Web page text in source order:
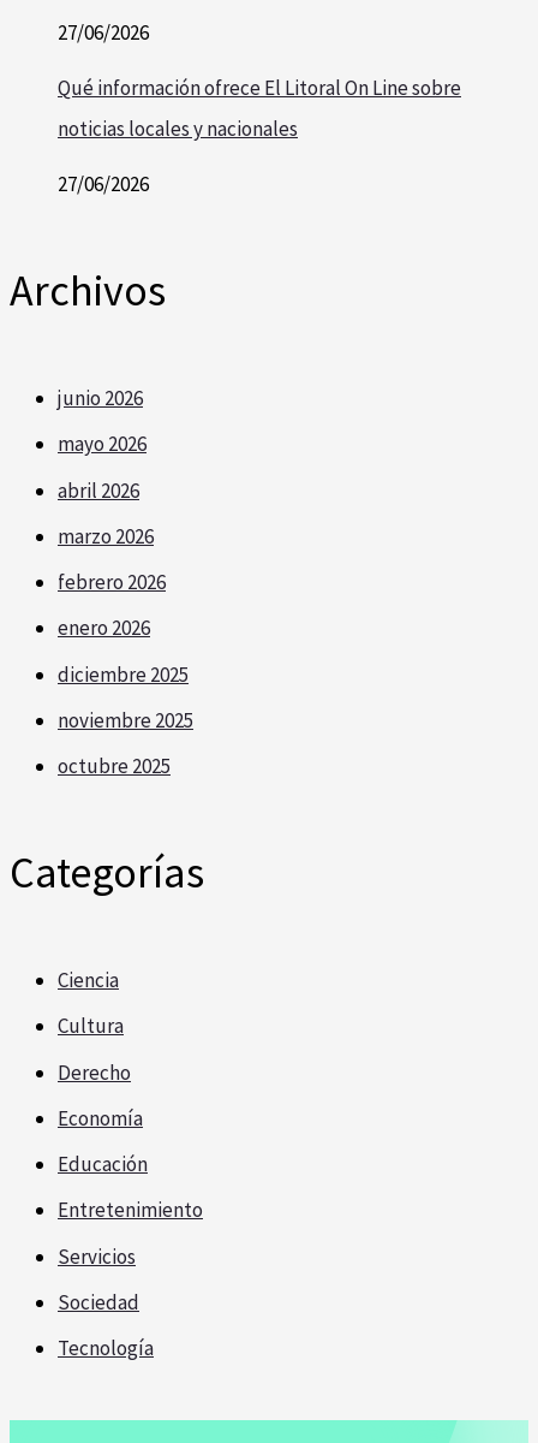
27/06/2026
Qué información ofrece El Litoral On Line sobre
noticias locales y nacionales
27/06/2026
Archivos
junio 2026
mayo 2026
abril 2026
marzo 2026
febrero 2026
enero 2026
diciembre 2025
noviembre 2025
octubre 2025
Categorías
Ciencia
Cultura
Derecho
Economía
Educación
Entretenimiento
Servicios
Sociedad
Tecnología